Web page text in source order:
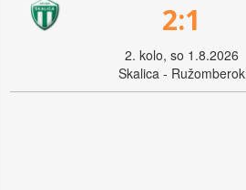
2:1
2. kolo, so 1.8.2026
Skalica - Ružomberok